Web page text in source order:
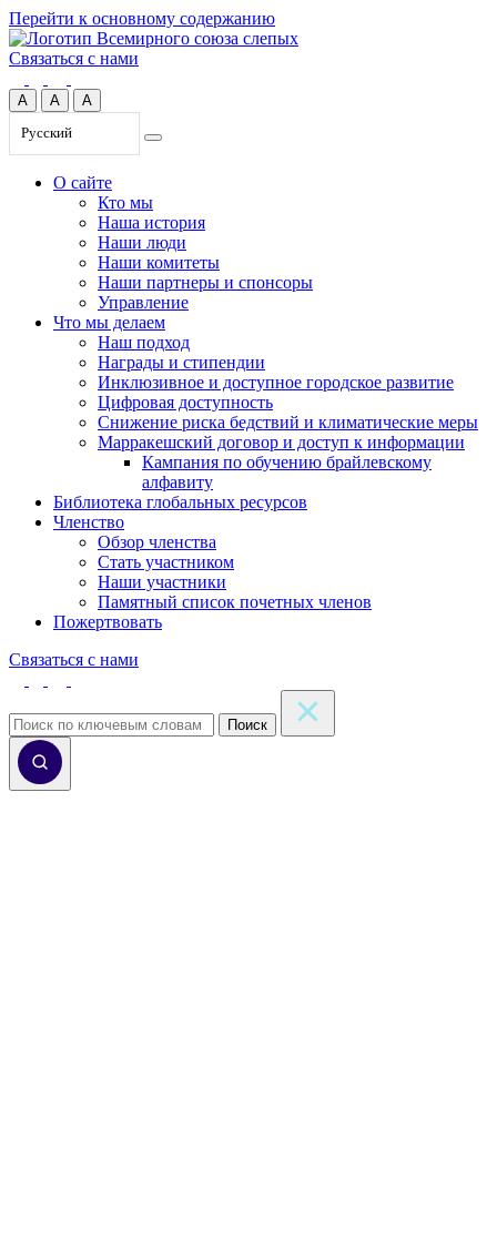
Перейти к основному содержанию
Связаться с нами
A A
A
Русский
О сайте
Кто мы
Наша история
Наши люди
Наши комитеты
Наши партнеры и спонсоры
Управление
Что мы делаем
Наш подход
Награды и стипендии
Инклюзивное и доступное городское развитие
Цифровая доступность
Снижение риска бедствий и климатические меры
Марракешский договор и доступ к информации
Кампания по обучению брайлевскому
алфавиту
Библиотека глобальных ресурсов
Членство
Обзор членства
Стать участником
Наши участники
Памятный список почетных членов
Пожертвовать
Связаться с нами
Поиск